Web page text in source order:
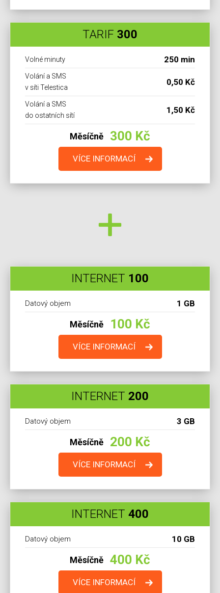
TARIF 300
Volné minuty 250 min
Volání a SMS
v síti Telestica
0,50 Kč
Volání a SMS
do ostatních sítí
1,50 Kč
Měsíčně 300 Kč
VÍCE INFORMACÍ
INTERNET 100
Datový objem 1 GB
Měsíčně 100 Kč
VÍCE INFORMACÍ
INTERNET 200
Datový objem 3 GB
Měsíčně 200 Kč
VÍCE INFORMACÍ
INTERNET 400
Datový objem 10 GB
Měsíčně 400 Kč
VÍCE INFORMACÍ